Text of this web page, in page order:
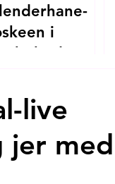
i
- den
der blev
live
jer med